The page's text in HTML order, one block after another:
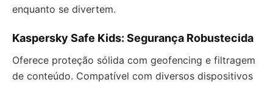
enquanto se divertem.
Kaspersky Safe Kids: Segurança Robustecida
Oferece proteção sólida com geofencing e filtragem
de conteúdo. Compatível com diversos dispositivos